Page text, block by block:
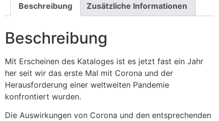
Beschreibung Zusätzliche Informationen
Beschreibung
Mit Erscheinen des Kataloges ist es jetzt fast ein Jahr
her seit wir das erste Mal mit Corona und der
Herausforderung einer weltweiten Pandemie
konfrontiert wurden.
Die Auswirkungen von Corona und den entsprechenden